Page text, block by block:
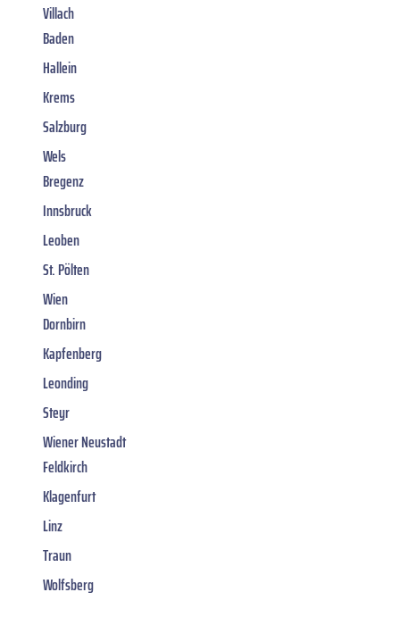
Villach
Baden
Hallein
Krems
Salzburg
Wels
Bregenz
Innsbruck
Leoben
St. Pölten
Wien
Dornbirn
Kapfenberg
Leonding
Steyr
Wiener Neustadt
Feldkirch
Klagenfurt
Linz
Traun
Wolfsberg